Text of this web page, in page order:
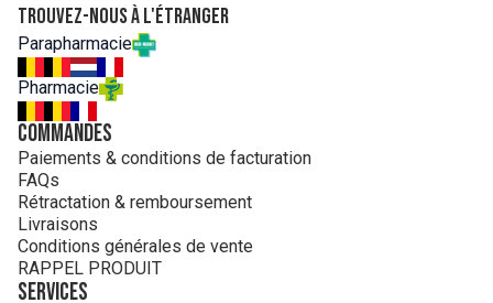
Trouvez-nous à l'étranger
Parapharmacie
Pharmacie
Commandes
Paiements & conditions de facturation
FAQs
Rétractation & remboursement
Livraisons
Conditions générales de vente
RAPPEL PRODUIT
Services